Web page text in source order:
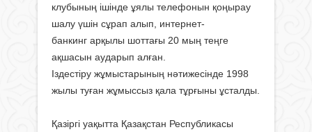
клубының ішінде ұялы телефонын қоңырау
шалу үшін сұрап алып, интернет-
банкинг арқылы шоттағы 20 мың теңге
ақшасын аударып алған.
Іздестіру жұмыстарының нәтижесінде 1998
жылы туған жұмыссыз қала тұрғыны ұсталды.
Қазіргі уақытта Қазақстан Республикасы